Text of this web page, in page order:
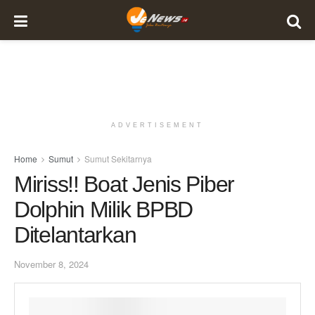
ADVERTISEMENT
Home Sumut Sumut Sekitarnya
Miriss!! Boat Jenis Piber
Dolphin Milik BPBD
Ditelantarkan
November 8, 2024